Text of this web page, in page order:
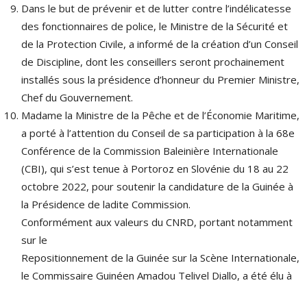
Dans le but de prévenir et de lutter contre l’indélicatesse
des fonctionnaires de police, le Ministre de la Sécurité et
de la Protection Civile, a informé de la création d’un Conseil
de Discipline, dont les conseillers seront prochainement
installés sous la présidence d’honneur du Premier Ministre,
Chef du Gouvernement.
Madame la Ministre de la Pêche et de l’Économie Maritime,
a porté à l’attention du Conseil de sa participation à la 68e
Conférence de la Commission Baleinière Internationale
(CBI), qui s’est tenue à Portoroz en Slovénie du 18 au 22
octobre 2022, pour soutenir la candidature de la Guinée à
la Présidence de ladite Commission.
Conformément aux valeurs du CNRD, portant notamment
sur le
Repositionnement de la Guinée sur la Scène Internationale,
le Commissaire Guinéen Amadou Telivel Diallo, a été élu à